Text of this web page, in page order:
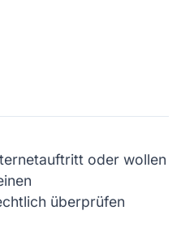
oder wollen
überprüfen